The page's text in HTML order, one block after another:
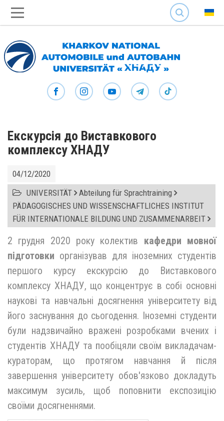
SEARCH
Екскурсія до Виставкового
комплексу ХНАДУ
04/12/2020
UNIVERSITÄT Abteilung für Sprachtraining
PÄDAGOGISCHES UND WISSENSCHAFTLICHES INSTITUT
FÜR INTERNATIONALE BILDUNG UND ZUSAMMENARBEIT
2 грудня 2020 року колектив кафедри мовної
підготовки організував для іноземних студентів
першого курсу екскурсію до Виставкового
комплексу ХНАДУ, що концентрує в собі основні
наукові та навчальні досягнення університету від
його заснування до сьогодення. Іноземні студенти
були надзвичайно вражені розробками вчених і
студентів ХНАДУ та пообіцяли своїм викладачам-
кураторам, що протягом навчання й після
завершення університету обов'язково докладуть
максимум зусиль, щоб поповнити експозицію
своїми досягненнями.